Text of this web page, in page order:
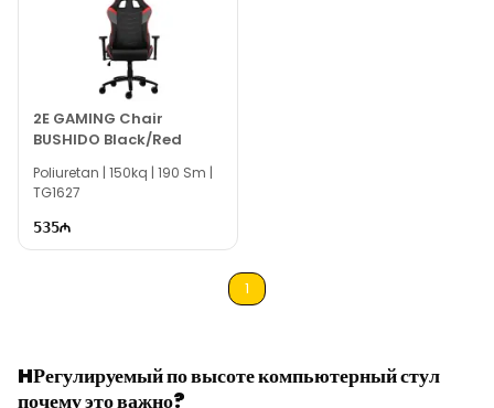
2E GAMING Chair
BUSHIDO Black/Red
Poliuretan | 150kq | 190 Sm |
TG1627
535
1
HРегулируемый по высоте компьютерный стул
почему это важно?